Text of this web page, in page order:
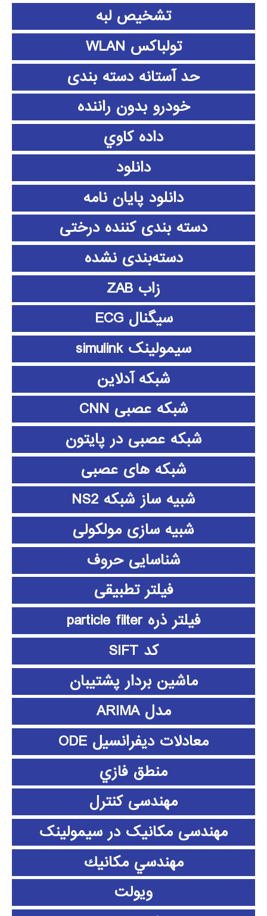
تشخیص لبه
تولباکس WLAN
حد آستانه دسته بندی
خودرو بدون راننده
داده كاوي
دانلود
دانلود پايان نامه
دسته بندی کننده درختی
دسته‌بندی نشده
زاب ZAB
سیگنال ECG
سیمولینک simulink
شبکه آدلاین
شبکه عصبی CNN
شبکه عصبی در پایتون
شبکه های عصبی
شبیه ساز شبکه NS2
شبیه سازی مولکولی
شناسایی حروف
فیلتر تطبیقی
فیلتر ذره particle filter
کد SIFT
ماشین بردار پشتیبان
مدل ARIMA
معادلات دیفرانسیل ODE
منطق فازي
مهندسی کنترل
مهندسی مکانیک در سیمولینک
مهندسي مكانيك
ویولت